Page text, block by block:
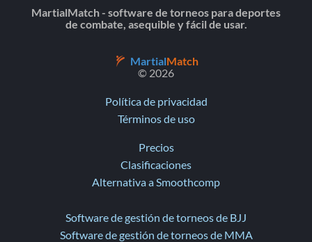
MartialMatch - software de torneos para deportes
de combate, asequible y fácil de usar.
MartialMatch
© 2026
Política de privacidad
Términos de uso
Precios
Clasificaciones
Alternativa a Smoothcomp
Software de gestión de torneos de BJJ
Software de gestión de torneos de MMA